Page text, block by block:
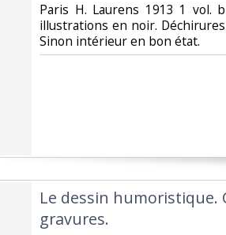
‎Paris H. Laurens 1913 1 vol.
illustrations en noir.
Sinon intérieur en bon état.‎
‎Le dessin humoristique.
gravures.‎